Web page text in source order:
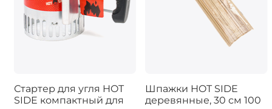
Стартер для угля HOT
SIDE компактный для
Шпажки HOT SIDE
деревянные, 30 см 100